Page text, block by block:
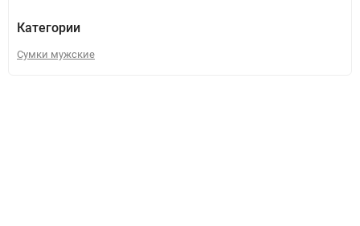
Категории
Сумки мужские